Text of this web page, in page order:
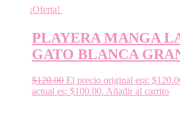
¡Oferta!
PLAYERA MANGA
GATO BLANCA
$120.00 El precio original era:
actual es: $100.00. Añadir al carrito